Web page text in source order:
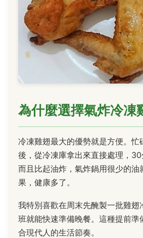
為什麼選擇氣炸冷凍
冷凍雞翅最大的優勢就是方便。忙
後，從冷凍庫拿出來直接處理，30
而且比起油炸，氣炸鍋用很少的油
果，健康多了。
我特別喜歡在周末先醃製一批雞翅
班就能快速準備晚餐。這種提前準
合現代人的生活節奏。